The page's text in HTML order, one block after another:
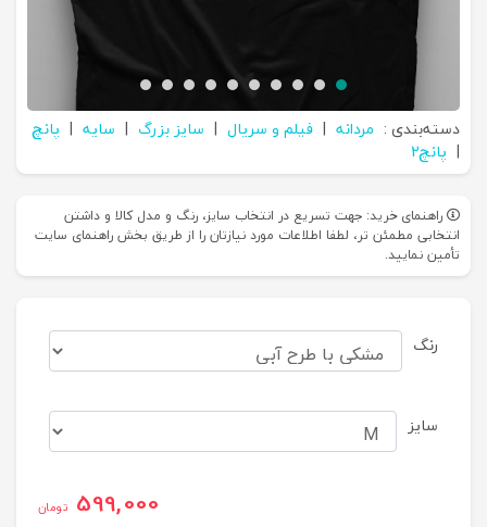
دسته‌بندی : مردانه | فیلم و سریال | سایز بزرگ | سایه | پانچ
| پانچ2
راهنمای خرید: جهت تسریع در انتخاب سایز، رنگ و مدل کالا و داشتن
انتخابی مطمئن تر، لطفا اطلاعات مورد نیازتان را از طریق بخش راهنمای سایت
تأمین نمایید.
رنگ
سایز
599,000 تومان